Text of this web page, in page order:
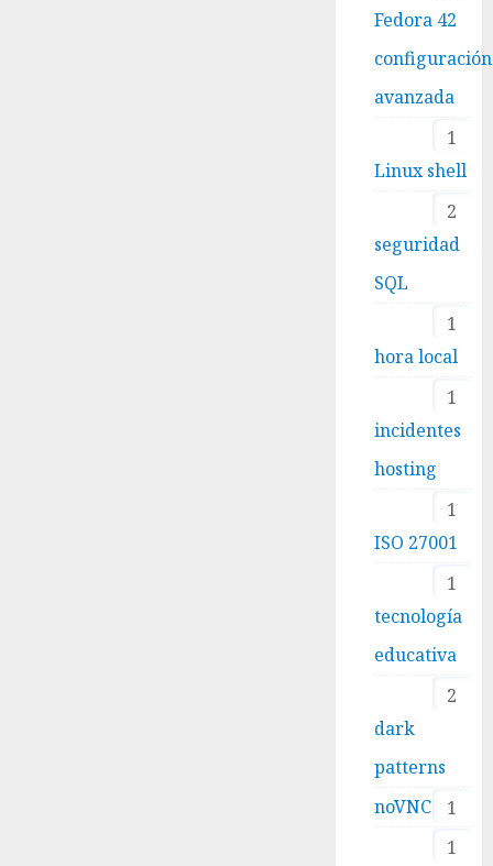
Fedora 42
configuración
avanzada
1
Linux shell
2
seguridad
SQL
1
hora local
1
incidentes
hosting
1
ISO 27001
1
tecnología
educativa
2
dark
patterns
1
noVNC
1